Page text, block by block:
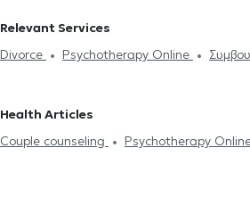
Social workers in KESARIANI
workers in KALLITHEA
Social workers in
Relevant Services
Divorce
Psychotherapy Online
counseling
Psycotherapy LGBTQ
Health Articles
Couple counseling
Psychotherapy